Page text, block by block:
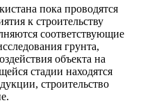
пока проводятся
к строительству
соответствующие
грунта,
объекта на
стадии находятся
строительство